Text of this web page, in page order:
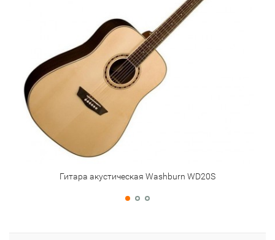
Гитара акустическая Washburn WD20S